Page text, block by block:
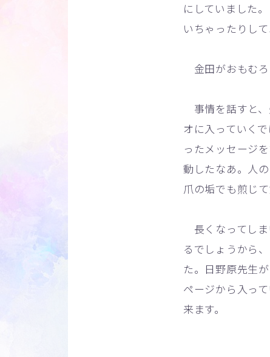
にしていました
いちゃったりし
金田がおもむ
事情を話すと
オに入っていく
ったメッセージ
動したなあ。人
爪の垢でも煎じ
長くなってし
るでしょうから
た。日野原先生
ページから入っ
来ます。
（２